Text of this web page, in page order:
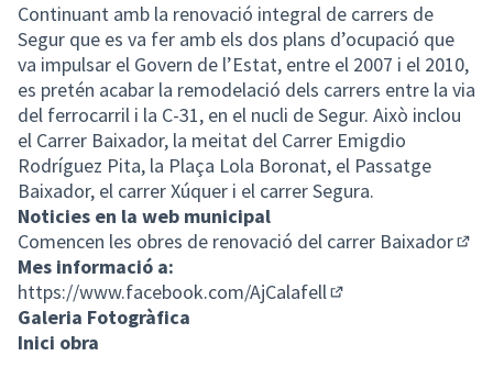
Continuant amb la renovació integral de carrers de
Segur que es va fer amb els dos plans d’ocupació que
va impulsar el Govern de l’Estat, entre el 2007 i el 2010,
es pretén acabar la remodelació dels carrers entre la via
del ferrocarril i la C-31, en el nucli de Segur. Això inclou
el Carrer Baixador, la meitat del Carrer Emigdio
Rodríguez Pita, la Plaça Lola Boronat, el Passatge
Baixador, el carrer Xúquer i el carrer Segura.
Noticies en la web municipal
Comencen les obres de renovació del carrer Baixador
Mes informació a:
https://www.facebook.com/AjCalafell
Galeria Fotogràfica
Inici obra